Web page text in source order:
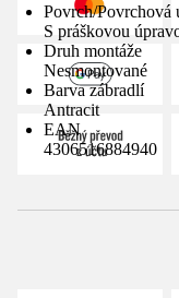
Povrch/Povrchová
S práškovou
Druh montáže
Nesmontované
Barva zábradlí
Antracit
EAN
4306516884940